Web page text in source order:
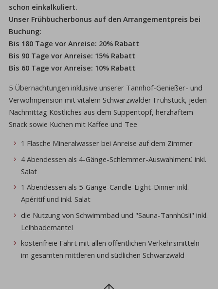
schon einkalkuliert.
Unser Frühbucherbonus auf den Arrangementpreis bei
Buchung:
Bis 180 Tage vor Anreise: 20% Rabatt
Bis 90 Tage vor Anreise: 15% Rabatt
Bis 60 Tage vor Anreise: 10% Rabatt
5 Übernachtungen inklusive unserer Tannhof-Genießer- und
Verwöhnpension mit vitalem Schwarzwälder Frühstück, jeden
Nachmittag Köstliches aus dem Suppentopf, herzhaftem
Snack sowie Kuchen mit Kaffee und Tee
1 Flasche Mineralwasser bei Anreise auf dem Zimmer
4 Abendessen als 4-Gänge-Schlemmer-Auswahlmenü inkl.
Salat
1 Abendessen als 5-Gänge-Candle-Light-Dinner inkl.
Apéritif und inkl. Salat
die Nutzung von Schwimmbad und "Sauna-Tannhüsli" inkl.
Leihbademantel
kostenfreie Fahrt mit allen öffentlichen Verkehrsmitteln
im gesamten mittleren und südlichen Schwarzwald